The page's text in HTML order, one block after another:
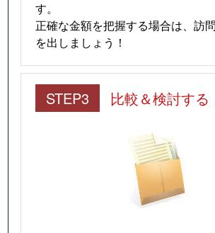
す。
正確な金額を把握する場合は、訪
を出しましょう！
STEP3 比較＆検討する